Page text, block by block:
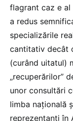
flagrant caz e
a redus
specializările
cantitativ decât
(curând uitatul)
„recuperărilor”
unor consultări
limba națională
reprezentanți în